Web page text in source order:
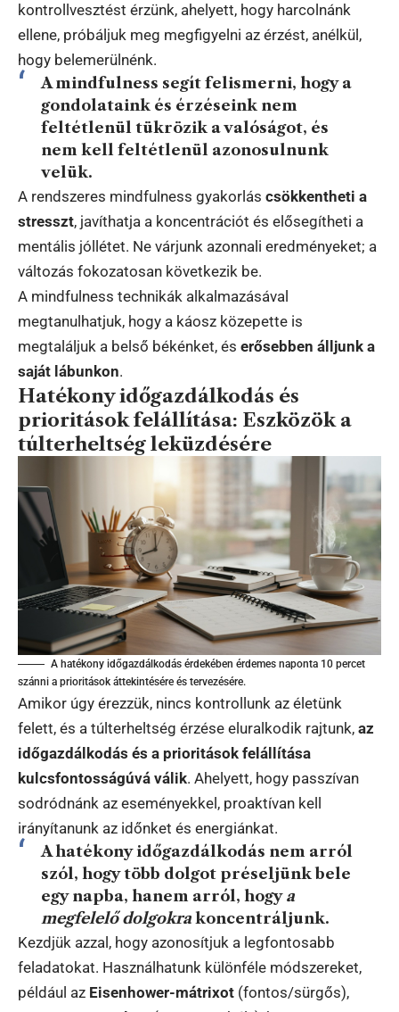
kontrollvesztést érzünk, ahelyett, hogy harcolnánk
ellene, próbáljuk meg megfigyelni az érzést, anélkül,
hogy belemerülnénk.
A mindfulness segít felismerni, hogy a
gondolataink és érzéseink nem
feltétlenül tükrözik a valóságot, és
nem kell feltétlenül azonosulnunk
velük.
A rendszeres mindfulness gyakorlás csökkentheti a
stresszt, javíthatja a koncentrációt és elősegítheti a
mentális jóllétet. Ne várjunk azonnali eredményeket; a
változás fokozatosan következik be.
A mindfulness technikák alkalmazásával
megtanulhatjuk, hogy a káosz közepette is
megtaláljuk a belső békénket, és erősebben álljunk a
saját lábunkon.
Hatékony időgazdálkodás és
prioritások felállítása: Eszközök a
túlterheltség leküzdésére
A hatékony időgazdálkodás érdekében érdemes naponta 10 percet
szánni a prioritások áttekintésére és tervezésére.
Amikor úgy érezzük, nincs kontrollunk az életünk
felett, és a túlterheltség érzése eluralkodik rajtunk, az
időgazdálkodás és a prioritások felállítása
kulcsfontosságúvá válik. Ahelyett, hogy passzívan
sodródnánk az eseményekkel, proaktívan kell
irányítanunk az időnket és energiánkat.
A hatékony időgazdálkodás nem arról
szól, hogy több dolgot préseljünk bele
egy napba, hanem arról, hogy a
megfelelő dolgokrakoncentráljunk.
Kezdjük azzal, hogy azonosítjuk a legfontosabb
feladatokat. Használhatunk különféle módszereket,
például az Eisenhower-mátrixot (fontos/sürgős),